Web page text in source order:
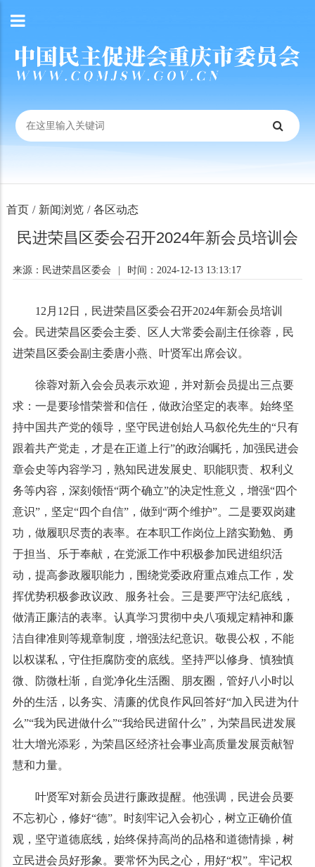
首页 / 新闻浏览 / 各区动态
民进荣昌区委会召开2024年新会员培训会
来源：民进荣昌区委会 时间：2024-12-13 13:13:17
12月12日，民进荣昌区委会召开2024年新会员培训
会。民进荣昌区委会主委、区人大常委会副主任徐蓉，民
进荣昌区委会副主委唐小燕、叶贤军出席会议。
徐蓉对新入会会员表示欢迎，并对新会员提出三点要
求：一是要珍惜荣誉和信任，做政治坚定的表率。始终坚
持中国共产党的领导，坚守民进创始人马叙伦先生的“只有
跟着共产党走，才是在正道上行”的政治嘱托，加强民进会
章会史等内容学习，熟知民进发展史、职能职责、权利义
务等内容，深刻领悟“两个确立”的决定性意义，增强“四个
意识”，坚定“四个自信”，做到“两个维护”。二是要双岗建
功，做履职尽责的表率。在本职工作岗位上踏实勤勉、勇
于担当、乐于奉献，在党派工作中积极参加民进组织活
动，提高参政履职能力，围绕党委政府重点难点工作，发
挥优势积极参政议政、服务社会。三是要严守法纪底线，
做清正廉洁的表率。认真学习贯彻中央八项规定精神和廉
洁自律准则等规章制度，增强法纪意识。敬畏公权，不能
以权谋私，守住拒腐防变的底线。坚持严以修身、慎独慎
微、防微杜渐，自觉净化生活圈、朋友圈，管好八小时以
外的生活，以务实、清廉的优良作风回答好“加入民进为什
么”“我为民进做什么”“我给民进留什么”，为荣昌民进发展
壮大增光添彩，为荣昌区经济社会事业高质量发展贡献智
慧和力量。
叶贤军对新会员进行廉政提醒。他强调，民进会员要
不忘初心，修好“德”。时刻牢记入会初心，树立正确价值
观，坚守道德底线，始终保持高尚的品格和道德情操，树
立民进会员好形象。要常怀为民之心，用好“权”。牢记权